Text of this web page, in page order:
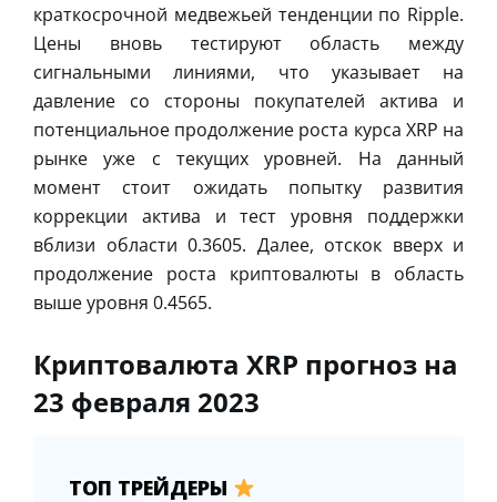
краткосрочной медвежьей тенденции по Ripple.
Цены вновь тестируют область между
сигнальными линиями, что указывает на
давление со стороны покупателей актива и
потенциальное продолжение роста курса XRP на
рынке уже с текущих уровней. На данный
момент стоит ожидать попытку развития
коррекции актива и тест уровня поддержки
вблизи области 0.3605. Далее, отскок вверх и
продолжение роста криптовалюты в область
выше уровня 0.4565.
Криптовалюта XRP прогноз на
23 февраля 2023
ТОП ТРЕЙДЕРЫ